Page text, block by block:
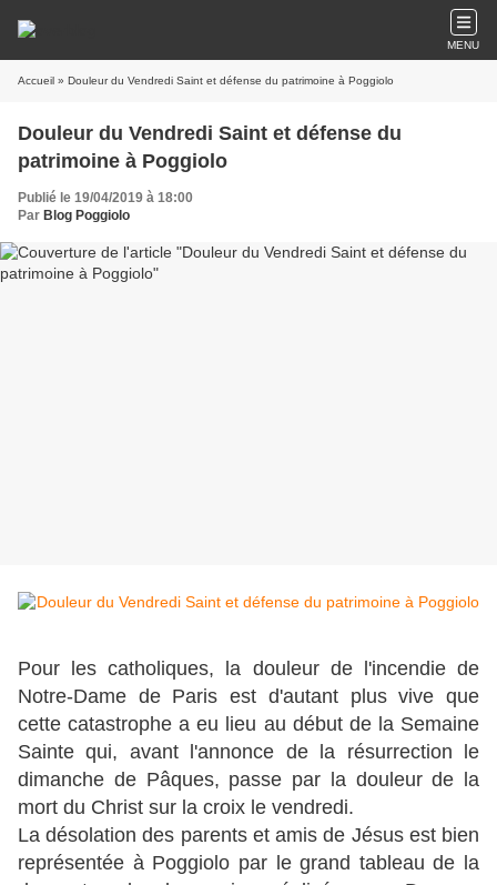
MENU
Accueil » Douleur du Vendredi Saint et défense du patrimoine à Poggiolo
Douleur du Vendredi Saint et défense du
patrimoine à Poggiolo
Publié le 19/04/2019 à 18:00
Par Blog Poggiolo
Pour les catholiques, la douleur de l'incendie de
Notre-Dame de Paris est d'autant plus vive que
cette catastrophe a eu lieu au début de la Semaine
Sainte qui, avant l'annonce de la résurrection le
dimanche de Pâques, passe par la douleur de la
mort du Christ sur la croix le vendredi.
La désolation des parents et amis de Jésus est bien
représentée à Poggiolo par le grand tableau de la